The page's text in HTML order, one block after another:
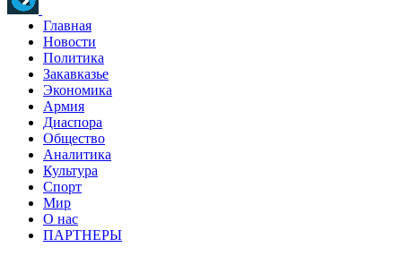
Главная
Новости
Политика
Закавказье
Экономика
Армия
Диаспора
Общество
Аналитика
Культура
Спорт
Мир
О нас
ПАРТНЕРЫ